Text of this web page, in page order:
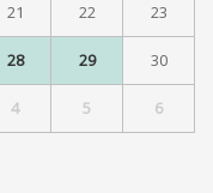
21 22 23
28 29 30
4 5 6